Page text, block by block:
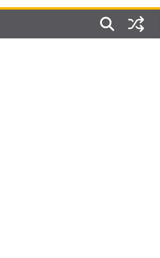
за пътищата 2025–2026:
да знаят шофьорите?